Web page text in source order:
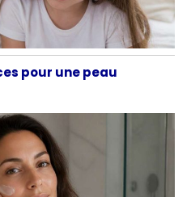
pour une peau